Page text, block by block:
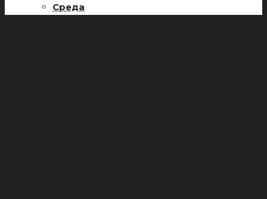
Среда